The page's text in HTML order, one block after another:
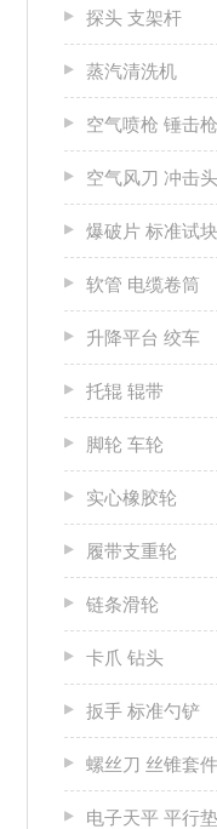
探头 支架杆
蒸汽清洗机
空气喷枪 锤击枪
空气风刀 冲击头
爆破片 标准试块
软管 电缆卷筒
升降平台 绞车
托辊 辊带
脚轮 车轮
实心橡胶轮
履带支重轮
链条滑轮
卡爪 钻头
扳手 标准勺铲
螺丝刀 丝锥套件
电子天平 平行垫